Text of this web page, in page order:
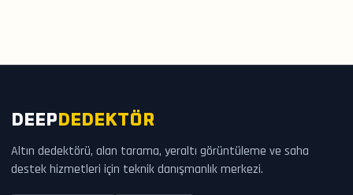
DEEP DEDEKTÖR
Altın dedektörü, alan tarama, yeraltı görüntüleme ve saha
destek hizmetleri için teknik danışmanlık merkezi.